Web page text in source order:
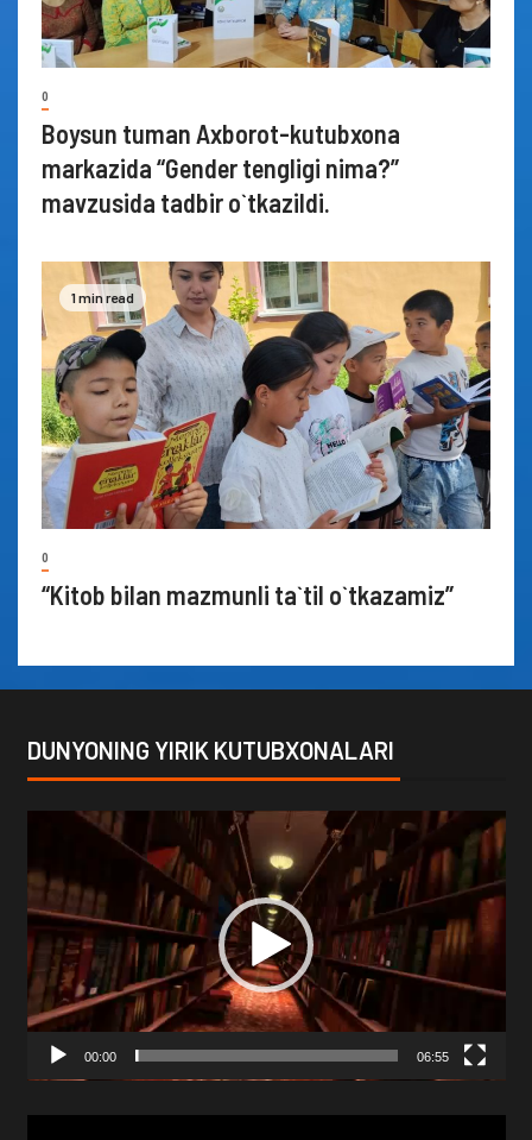
0
Boysun tuman Axborot-kutubxona
markazida “Gender tengligi nima?”
mavzusida tadbir o`tkazildi.
1 min read
0
“Kitob bilan mazmunli ta`til o`tkazamiz”
DUNYONING YIRIK KUTUBXONALARI
00:00 06:55